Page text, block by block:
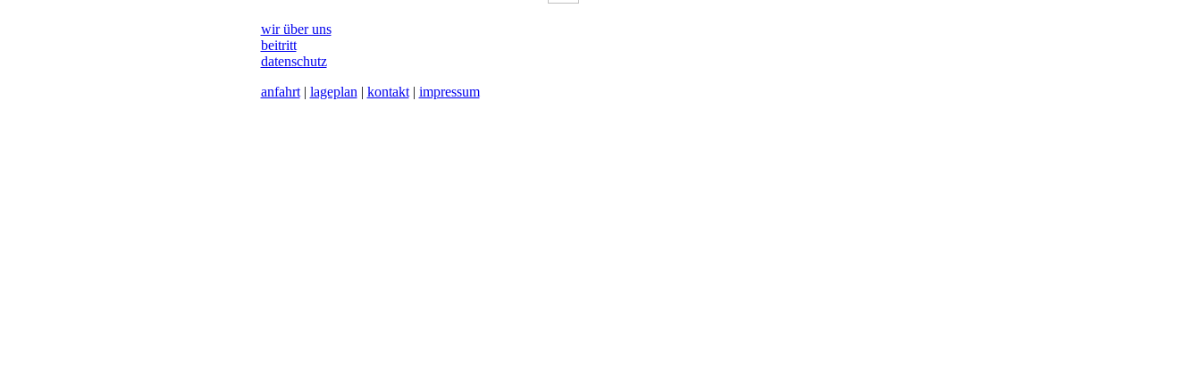
wir über uns
beitritt
datenschutz
anfahrt| lageplan | kontakt| impressum